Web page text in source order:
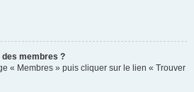
membres ?
« Membres » puis cliquer sur le lien « Trouver